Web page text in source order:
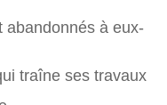
abandonnés à eux-
traîne ses travaux